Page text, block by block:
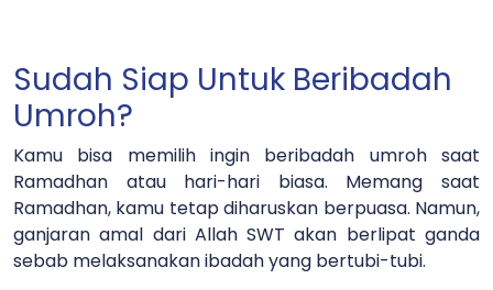
Sudah Siap Untuk Beribadah
Umroh?
Kamu bisa memilih ingin beribadah umroh saat
Ramadhan atau hari-hari biasa. Memang saat
Ramadhan, kamu tetap diharuskan berpuasa. Namun,
ganjaran amal dari Allah SWT akan berlipat ganda
sebab melaksanakan ibadah yang bertubi-tubi.